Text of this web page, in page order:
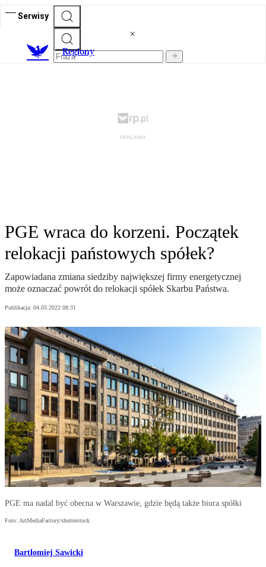
Serwisy
Regiony
PGE wraca do korzeni. Początek
relokacji państowych spółek?
Zapowiadana zmiana siedziby największej firmy energetycznej
może oznaczać powrót do relokacji spółek Skarbu Państwa.
Publikacja: 04.03.2022 08:31
PGE ma nadal być obecna w Warszawie, gdzie będą także biura spółki
Foto: ArtMediaFactory/shutterstock
Bartłomiej Sawicki